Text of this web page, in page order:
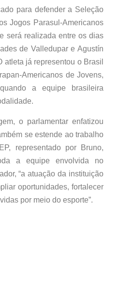
para defender a Seleção
Jogos Parasul-Americanos
será realizada entre os dias
de Valledupar e Agustín
atleta já representou o Brasil
Americanos de Jovens,
a equipe brasileira
o parlamentar enfatizou
se estende ao trabalho
representado por Bruno,
a equipe envolvida no
“a atuação da instituição
oportunidades, fortalecer
por meio do esporte”.